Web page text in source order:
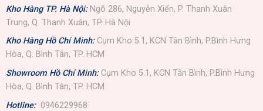
Kho Hàng TP. Hà Nội: Ngõ 286, Nguyễn Xiển, P. Thanh Xuân
Trung, Q. Thanh Xuân, TP. Hà Nội
Kho Hàng Hồ Chí Minh: Cụm Kho 5.1, KCN Tân Bình, P.Bình Hưng
Hòa, Q. Bình Tân, TP. HCM
Showroom Hồ Chí Minh: Cụm Kho 5.1, KCN Tân Bình, P.Bình Hưng
Hòa, Q. Bình Tân, TP. HCM
Hotline: 0946229968